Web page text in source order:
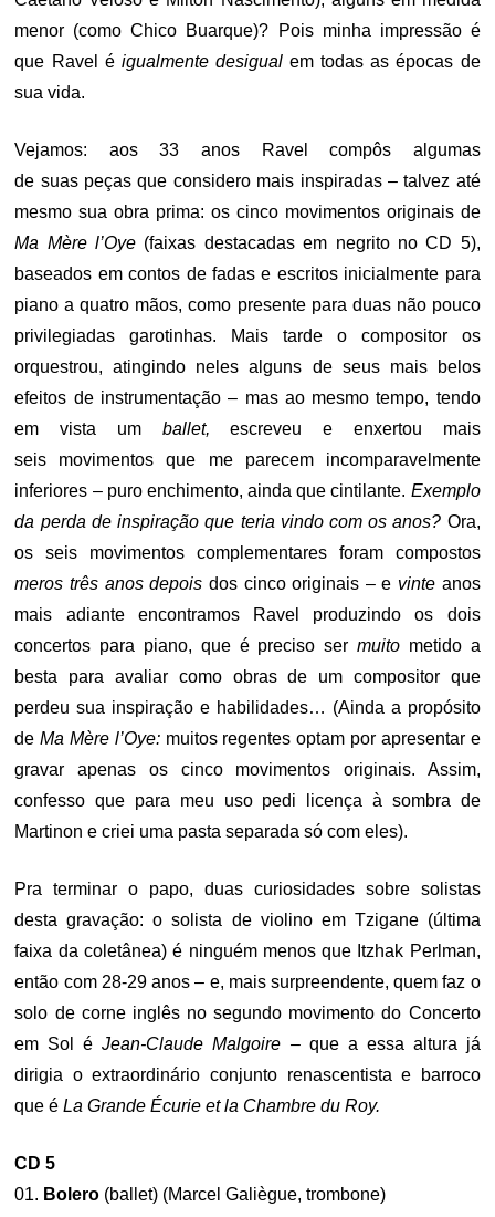
menor (como Chico Buarque)? Pois minha impressão é
que Ravel é igualmente desigualem todas as épocas de
sua vida.
Vejamos: aos 33 anos Ravel compôs algumas
de suas peças que considero mais inspiradas – talvez até
mesmo sua obra prima: os cinco movimentos originais de
Ma Mère l’Oye (faixas destacadas em negrito no CD 5),
baseados em contos de fadas e escritos inicialmente para
piano a quatro mãos, como presente para duas não pouco
privilegiadas garotinhas. Mais tarde o compositor os
orquestrou, atingindo neles alguns de seus mais belos
efeitos de instrumentação – mas ao mesmo tempo, tendo
em vista um ballet,escreveu e enxertou mais
seis movimentos que me parecem incomparavelmente
inferiores – puro enchimento, ainda que cintilante. Exemplo
da perda de inspiração que teria vindo com os anos? Ora,
os seis movimentos complementares foram compostos
meros três anos depois dos cinco originais – e vinte anos
mais adiante encontramos Ravel produzindo os dois
concertos para piano, que é preciso ser muito metido a
besta para avaliar como obras de um compositor que
perdeu sua inspiração e habilidades… (Ainda a propósito
deMa Mère l’Oye:muitos regentes optam por apresentar e
gravar apenas os cinco movimentos originais. Assim,
confesso que para meu uso pedi licença à sombra de
Martinon e criei uma pasta separada só com eles).
Pra terminar o papo, duas curiosidades sobre solistas
desta gravação: o solista de violino em Tzigane (última
faixa da coletânea) é ninguém menos que Itzhak Perlman,
então com 28-29 anos – e, mais surpreendente, quem faz o
solo de corne inglês no segundo movimento do Concerto
em Sol éJean-Claude Malgoire – que a essa altura já
dirigia o extraordinário conjunto renascentista e barroco
que éLa Grande Écurie et la Chambre du Roy.
CD 5
01. Bolero (ballet) (Marcel Galiègue, trombone)